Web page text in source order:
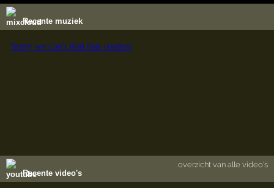
Recente muziek
Recente video's
overzicht van alle video's